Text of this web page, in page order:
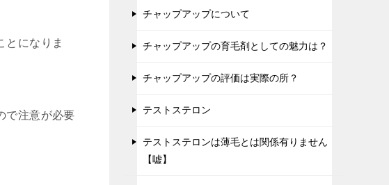
とになりま
で注意が必要
チャップアップについて
チャップアップの育毛剤としての魅力は？
チャップアップの評価は実際の所？
テストステロン
テストステロンは薄毛とは関係有りません
【嘘】